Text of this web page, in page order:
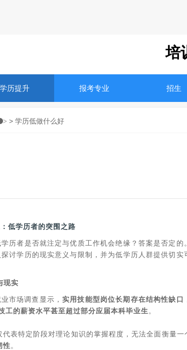
培
学历提升 报考专业 招生
> > 学历低做什么好
低学历者的突围之路
历者是否就注定与优质工作机会绝缘？答案是否定
讨学历的现实意义与限制，并为低学历人群提供切
现实
市场调查显示，实用技能型岗位长期存在结构性缺口
工的薪资水平甚至超过部分应届本科毕业生 。
代表特定阶段对理论知识的掌握程度，无法全面衡量一
性。